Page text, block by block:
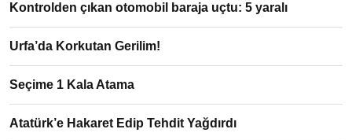
Kontrolden çıkan otomobil baraja uçtu: 5 yaralı
Urfa’da Korkutan Gerilim!
Seçime 1 Kala Atama
Atatürk’e Hakaret Edip Tehdit Yağdırdı